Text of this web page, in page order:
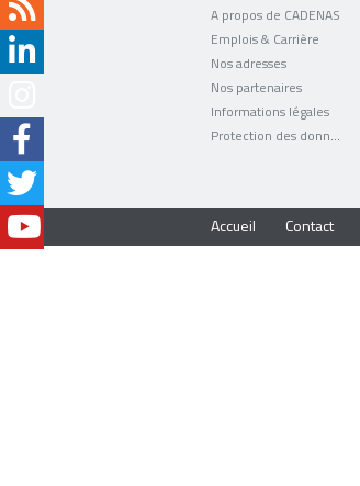
A propos de CADENAS
Emplois & Carrière
Nos adresses
Nos partenaires
Informations légales
Accueil Contact